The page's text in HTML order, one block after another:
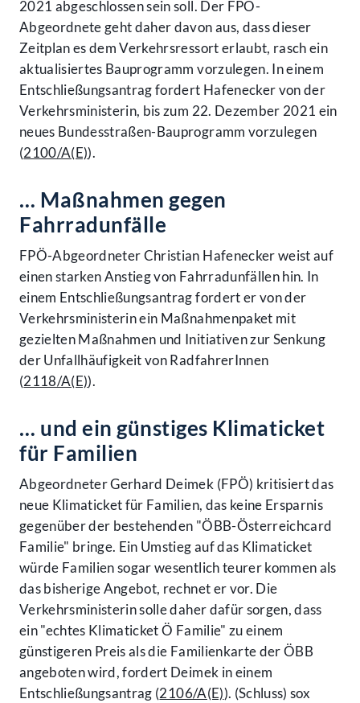
2021 abgeschlossen sein soll. Der FPÖ-
Abgeordnete geht daher davon aus, dass dieser
Zeitplan es dem Verkehrsressort erlaubt, rasch ein
aktualisiertes Bauprogramm vorzulegen. In einem
Entschließungsantrag fordert Hafenecker von der
Verkehrsministerin, bis zum 22. Dezember 2021 ein
neues Bundesstraßen-Bauprogramm vorzulegen
(2100/A(E)).
… Maßnahmen gegen
Fahrradunfälle
FPÖ-Abgeordneter Christian Hafenecker weist auf
einen starken Anstieg von Fahrradunfällen hin. In
einem Entschließungsantrag fordert er von der
Verkehrsministerin ein Maßnahmenpaket mit
gezielten Maßnahmen und Initiativen zur Senkung
der Unfallhäufigkeit von RadfahrerInnen
(2118/A(E)).
… und ein günstiges Klimaticket
für Familien
Abgeordneter Gerhard Deimek (FPÖ) kritisiert das
neue Klimaticket für Familien, das keine Ersparnis
gegenüber der bestehenden "ÖBB-Österreichcard
Familie" bringe. Ein Umstieg auf das Klimaticket
würde Familien sogar wesentlich teurer kommen als
das bisherige Angebot, rechnet er vor. Die
Verkehrsministerin solle daher dafür sorgen, dass
ein "echtes Klimaticket Ö Familie" zu einem
günstigeren Preis als die Familienkarte der ÖBB
angeboten wird, fordert Deimek in einem
Entschließungsantrag (2106/A(E)). (Schluss) sox